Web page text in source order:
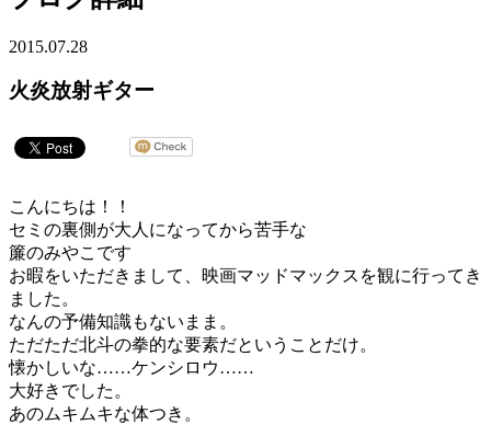
2015.07.28
火炎放射ギター
こんにちは！！
セミの裏側が大人になってから苦手な
簾のみやこです
お暇をいただきまして、映画マッドマックスを観に行ってき
ました。
なんの予備知識もないまま。
ただただ北斗の拳的な要素だということだけ。
懐かしいな……ケンシロウ……
大好きでした。
あのムキムキな体つき。